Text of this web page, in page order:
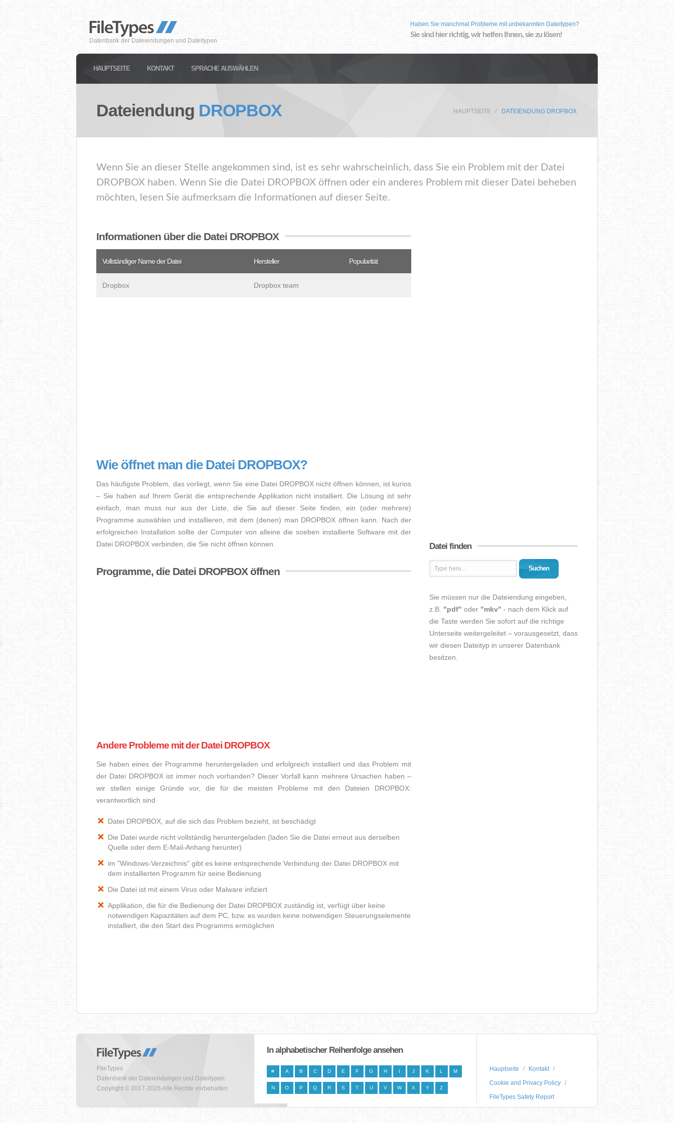
Datenbank der Dateiendungen und Dateitypen
Haben Sie manchmal Probleme mit unbekannten Dateitypen?
Sie sind hier richtig, wir helfen Ihnen, sie zu lösen!
HAUPTSEITE KONTAKT SPRACHE AUSWÄHLEN
Dateiendung DROPBOX HAUPTSEITE DATEIENDUNG DROPBOX
Wenn Sie an dieser Stelle angekommen sind, ist es sehr wahrscheinlich, dass Sie ein Problem mit der Datei
DROPBOX haben. Wenn Sie die Datei DROPBOX öffnen oder ein anderes Problem mit dieser Datei beheben
möchten, lesen Sie aufmerksam die Informationen auf dieser Seite.
Informationen über die Datei DROPBOX
Vollständiger Name der Datei Hersteller Popularität
Dropbox Dropbox team
Wie öffnet man die Datei DROPBOX?
Das häufigste Problem, das vorliegt, wenn Sie eine Datei DROPBOX nicht öffnen können, ist kurios
– Sie haben auf Ihrem Gerät die entsprechende Applikation nicht installiert. Die Lösung ist sehr
einfach, man muss nur aus der Liste, die Sie auf dieser Seite finden, ein (oder mehrere)
Programme auswählen und installieren, mit dem (denen) man DROPBOX öffnen kann. Nach der
erfolgreichen Installation sollte der Computer von alleine die soeben installierte Software mit der
Datei DROPBOX verbinden, die Sie nicht öffnen können.
Programme, die Datei DROPBOX öffnen
Andere Probleme mit der Datei DROPBOX
Sie haben eines der Programme heruntergeladen und erfolgreich installiert und das Problem mit
der Datei DROPBOX ist immer noch vorhanden? Dieser Vorfall kann mehrere Ursachen haben –
wir stellen einige Gründe vor, die für die meisten Probleme mit den Dateien DROPBOX:
verantwortlich sind
Datei DROPBOX, auf die sich das Problem bezieht, ist beschädigt
Die Datei wurde nicht vollständig heruntergeladen (laden Sie die Datei erneut aus derselben
Quelle oder dem E-Mail-Anhang herunter)
im "Windows-Verzeichnis" gibt es keine entsprechende Verbindung der Datei DROPBOX mit
dem installierten Programm für seine Bedienung
Die Datei ist mit einem Virus oder Malware infiziert
Applikation, die für die Bedienung der Datei DROPBOX zuständig ist, verfügt über keine
notwendigen Kapazitäten auf dem PC, bzw. es wurden keine notwendigen Steuerungselemente
installiert, die den Start des Programms ermöglichen
Datei finden
Suchen
Sie müssen nur die Dateiendung eingeben,
z.B. "pdf" oder "mkv" - nach dem Klick auf
die Taste werden Sie sofort auf die richtige
Unterseite weitergeleitet – vorausgesetzt, dass
wir diesen Dateityp in unserer Datenbank
besitzen.
FileTypes
Datenbank der Dateiendungen und Dateitypen
Copyright © 2017-2026 Alle Rechte vorbehalten
In alphabetischer Reihenfolge ansehen
# A B C D E F G H I J K L M
N O P Q R S T U V W X Y Z
Hauptseite
Kontakt
Cookie and Privacy Policy
FileTypes Safety Report